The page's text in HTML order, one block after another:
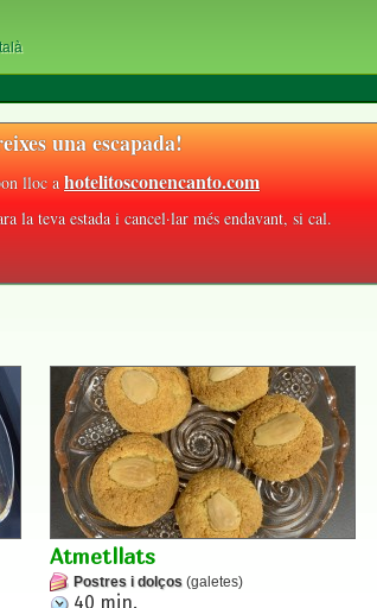
una escapada!
lloc ahotelitosconencanto.com
la teva estada i cancel·lar més endavant, si cal.
Atmetllats
Postres i dolços (galetes)
40 min.